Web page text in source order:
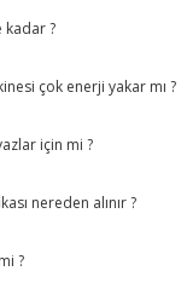
kadar ?
çok enerji yakar mı ?
için mi ?
nereden alınır ?
?